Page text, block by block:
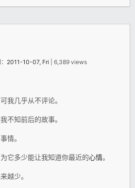
2011-10-07, Fri | 6,389 views
我几乎从不评论。
不知前后的故事。
情。
它多少能让我知道你最近的心情。
越少。